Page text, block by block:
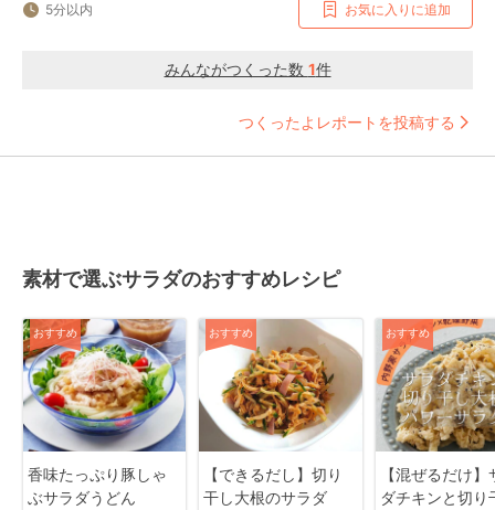
5分以内 お気に入りに追加
みんながつくった数 1件
つくったよレポートを投稿する
素材で選ぶサラダのおすすめレシピ
おすすめ
香味たっぷり豚しゃ
ぶサラダうどん
おすすめ
【できるだし】切り
干し大根のサラダ
おすすめ
【混ぜるだけ】
ダチキンと切り